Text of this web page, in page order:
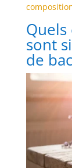
sont
de